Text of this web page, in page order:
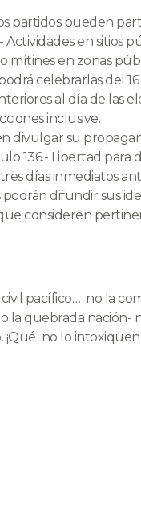
partidos pueden
en sitios
mítines en zonas
celebrarlas del
al día de las
inclusive.
divulgar su
136.- Libertad para
días inmediatos
podrán difundir sus
consideren
pacífico… no la
la quebrada nación-
no lo